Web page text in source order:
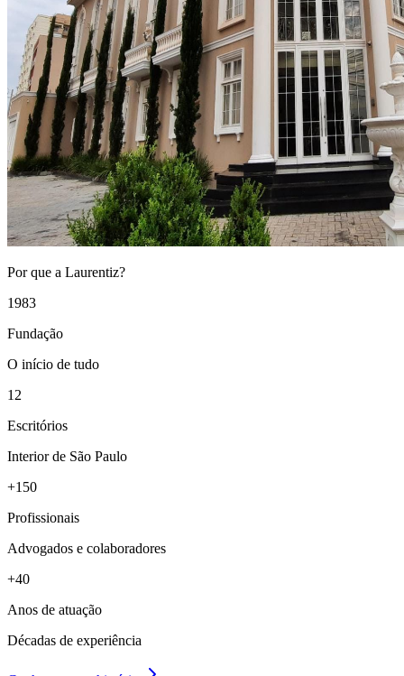
Por que a Laurentiz?
1983
Fundação
O início de tudo
12
Escritórios
Interior de São Paulo
+150
Profissionais
Advogados e colaboradores
+40
Anos de atuação
Décadas de experiência